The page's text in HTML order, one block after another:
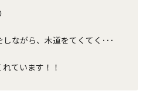
ながら、木道をてくてく･･･
ています！！